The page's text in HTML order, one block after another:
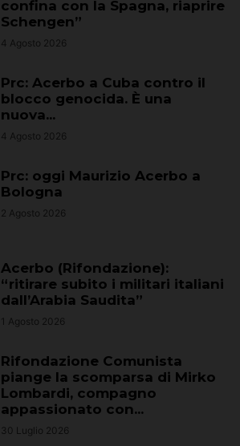
confina con la Spagna, riaprire
Schengen”
4 Agosto 2026
Prc: Acerbo a Cuba contro il
blocco genocida. È una
nuova...
4 Agosto 2026
Prc: oggi Maurizio Acerbo a
Bologna
2 Agosto 2026
Acerbo (Rifondazione):
“ritirare subito i militari italiani
dall’Arabia Saudita”
1 Agosto 2026
Rifondazione Comunista
piange la scomparsa di Mirko
Lombardi, compagno
appassionato con...
30 Luglio 2026